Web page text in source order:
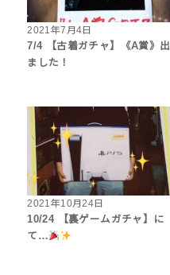
2021年7月4日
7/4 【古着ガチャ】《A賞》出
ました！
2021年10月24日
10/24 【裏ゲームガチャ】に
て…